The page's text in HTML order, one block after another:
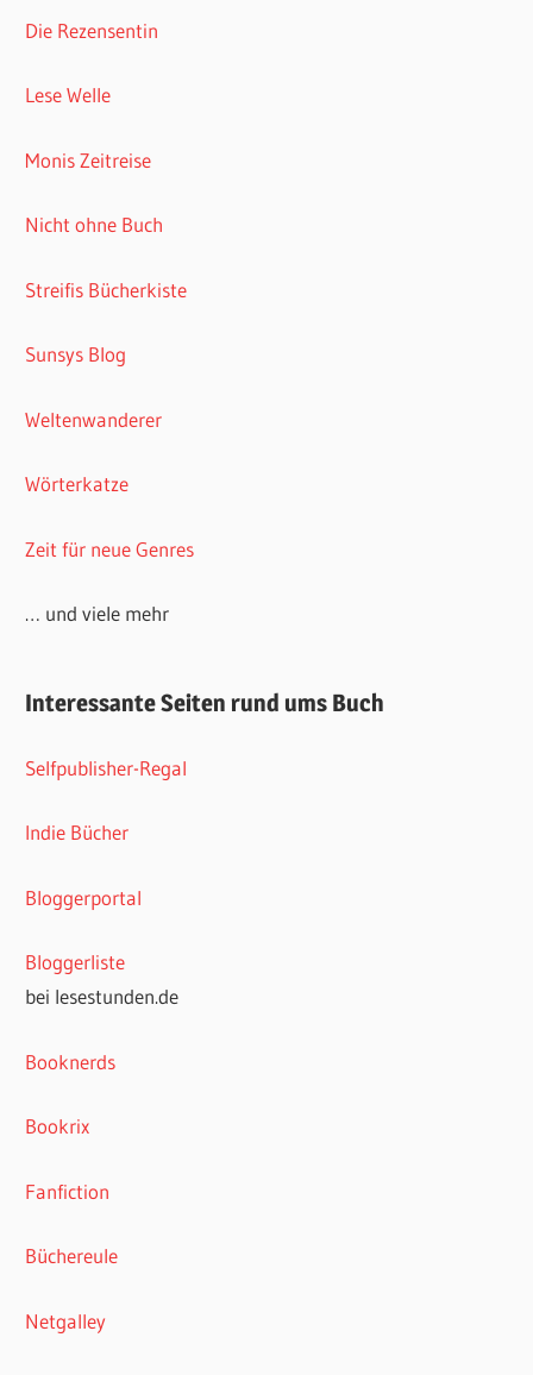
Die Rezensentin
Lese Welle
Monis Zeitreise
Nicht ohne Buch
Streifis Bücherkiste
Sunsys Blog
Weltenwanderer
Wörterkatze
Zeit für neue Genres
… und viele mehr
Interessante Seiten rund ums Buch
Selfpublisher-Regal
Indie Bücher
Bloggerportal
Bloggerliste
bei lesestunden.de
Booknerds
Bookrix
Fanfiction
Büchereule
Netgalley